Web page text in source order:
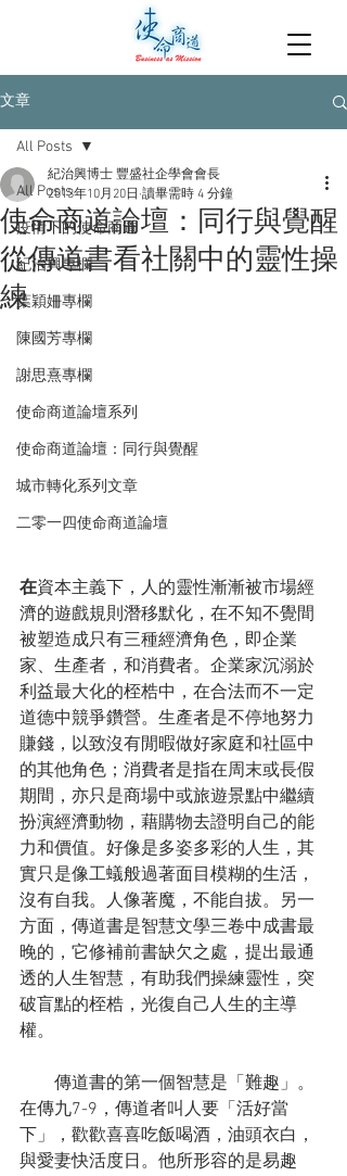
文章
All Posts
疫情下的使命商道
紀治興專欄
葉穎姍專欄
陳國芳專欄
謝思熹專欄
使命商道論壇系列
使命商道論壇：同行與覺醒
城市轉化系列文章
二零一四使命商道論壇
All Posts
使命商道論壇：同行與覺醒
從傳道書看社關中的靈性操
練
紀治興博士 豐盛社企學會會長
2013年10月20日 讀畢需時 4 分鐘
在資本主義下，人的靈性漸漸被市場經
濟的遊戲規則潛移默化，在不知不覺間
被塑造成只有三種經濟角色，即企業
家、生產者，和消費者。企業家沉溺於
利益最大化的桎梏中，在合法而不一定
道德中競爭鑽營。生產者是不停地努力
賺錢，以致沒有閒暇做好家庭和社區中
的其他角色；消費者是指在周末或長假
期間，亦只是商場中或旅遊景點中繼續
扮演經濟動物，藉購物去證明自己的能
力和價值。好像是多姿多彩的人生，其
實只是像工蟻般過著面目模糊的生活，
沒有自我。人像著魔，不能自拔。另一
方面，傳道書是智慧文學三卷中成書最
晚的，它修補前書缺欠之處，提出最通
透的人生智慧，有助我們操練靈性，突
破盲點的桎梏，光復自己人生的主導
權。
傳道書的第一個智慧是「難趣」。
在傳九7-9，傳道者叫人要「活好當
下」，歡歡喜喜吃飯喝酒，油頭衣白，
與愛妻快活度日。他所形容的是易趣